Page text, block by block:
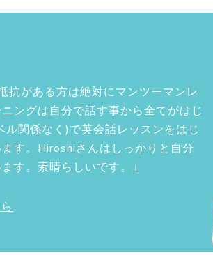
抗がある方は絶対にマンツーマンレ
ングは自分で話す事から全てがはじ
関係なく)で英会話レッスンをはじ
す。Hiroshiさんはしっかりと自分
す。素晴らしいです。」